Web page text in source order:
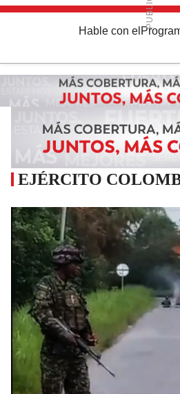
Hable con el
EJÉRCITO